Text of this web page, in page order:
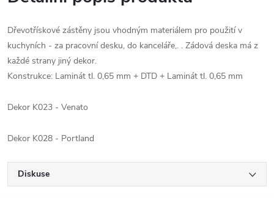
Dřevotřískové zástěny jsou vhodným materiálem pro použití v
kuchyních - za pracovní desku, do kanceláře,. . Zádová deska má z
každé strany jiný dekor.
Konstrukce: Laminát tl. 0,65 mm + DTD + Laminát tl. 0,65 mm
Dekor K023 - Venato
Dekor K028 - Portland
Diskuse